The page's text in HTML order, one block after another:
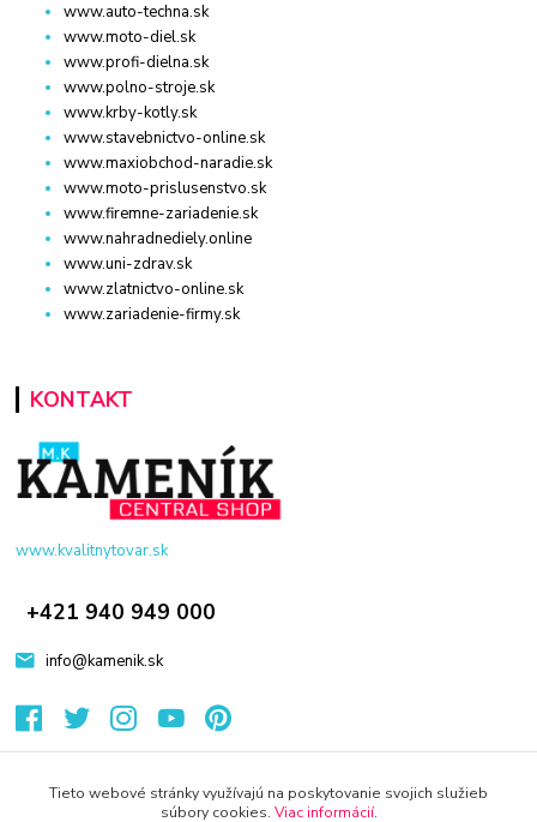
www.auto-techna.sk
www.moto-diel.sk
www.profi-dielna.sk
www.polno-stroje.sk
www.krby-kotly.sk
www.stavebnictvo-online.sk
www.maxiobchod-naradie.sk
www.moto-prislusenstvo.sk
www.firemne-zariadenie.sk
www.nahradnediely.online
www.uni-zdrav.sk
www.zlatnictvo-online.sk
www.zariadenie-firmy.sk
KONTAKT
www.kvalitnytovar.sk
+421 940 949 000
info@kamenik.sk
Tieto webové stránky využívajú na poskytovanie svojich služieb
súbory cookies. Viac informácií.